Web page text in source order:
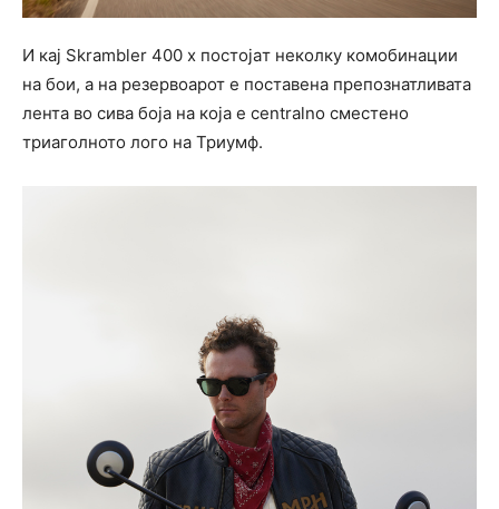
И кај Skrambler 400 x постојaт неколку комобинации
на бои, а на резервоарот е поставена препознатливата
лента во сива боја на која е centralno сместено
триаголното лого на Триумф.